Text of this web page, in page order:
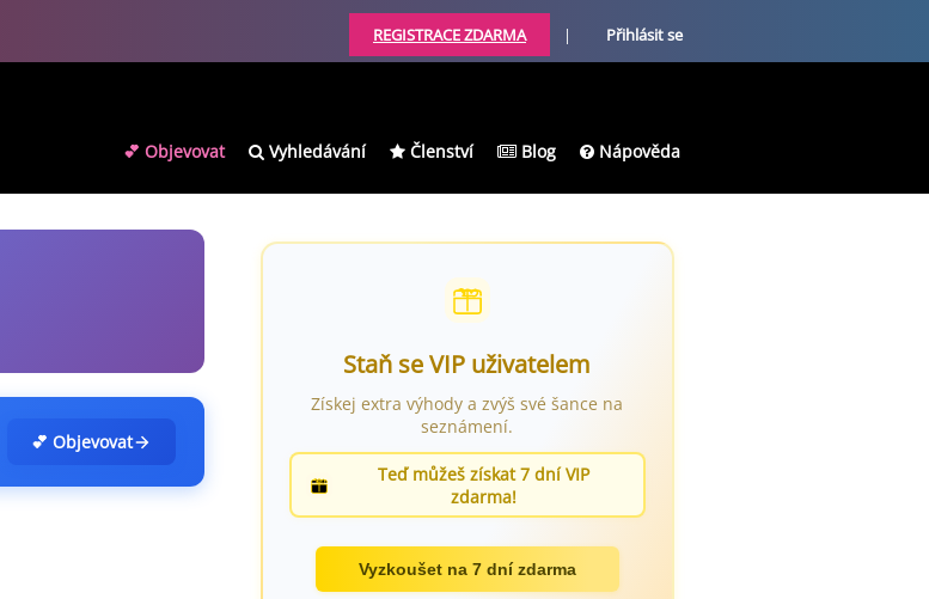
REGISTRACE ZDARMA | Přihlásit se
💕 Objevovat Vyhledávání Členství Blog Nápověda
💕 Objevovat
Staň se VIP uživatelem
Získej extra výhody a zvýš své šance na
seznámení.
Teď můžeš získat 7 dní VIP
zdarma!
Vyzkoušet na 7 dní zdarma